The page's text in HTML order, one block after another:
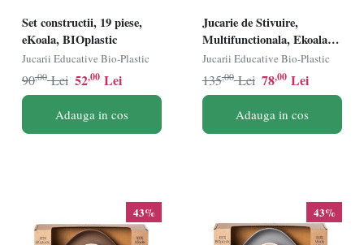
Set constructii, 19 piese,
eKoala, BIOplastic
Jucarii Educative Bio-Plastic
52,00 Lei
90,00 Lei
Adauga in cos
Jucarie de Stivuire,
Multifunctionala, Ekoala,
BIOplastic
Jucarii Educative Bio-Plastic
78,00 Lei
135,00 Lei
Adauga in cos
43% 43%